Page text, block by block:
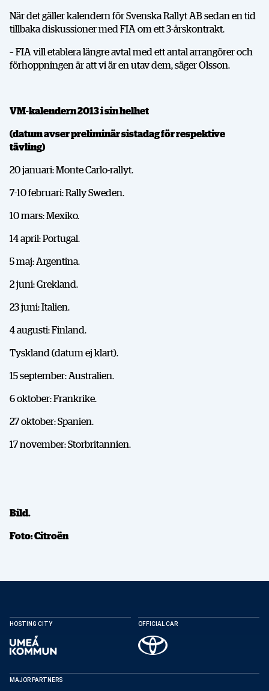
När det gäller kalendern för Svenska Rallyt AB sedan en tid
tillbaka diskussioner med FIA om ett 3-årskontrakt.
– FIA vill etablera längre avtal med ett antal arrangörer och
förhoppningen är att vi är en utav dem, säger Olsson.
VM-kalendern 2013 i sin helhet
(datum avser preliminär sistadag för respektive
tävling)
20 januari: Monte Carlo-rallyt.
7-10 februari: Rally Sweden.
10 mars: Mexiko.
14 april: Portugal.
5 maj: Argentina.
2 juni: Grekland.
23 juni: Italien.
4 augusti: Finland.
Tyskland (datum ej klart).
15 september: Australien.
6 oktober: Frankrike.
27 oktober: Spanien.
17 november: Storbritannien.
Bild.
Foto: Citroën
HOSTING CITY OFFICIAL CAR
MAJOR PARTNERS